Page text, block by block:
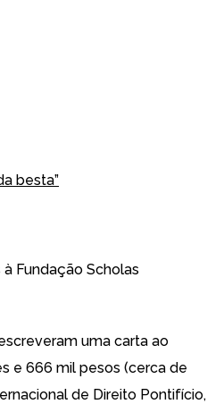
besta”
Fundação Scholas
uma carta ao
e 666 mil pesos (cerca de
de Direito Pontifício,